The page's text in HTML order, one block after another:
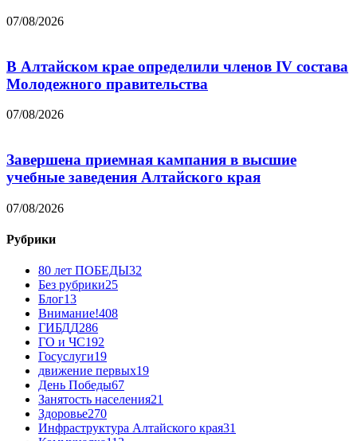
07/08/2026
В Алтайском крае определили членов IV состава
Молодежного правительства
07/08/2026
Завершена приемная кампания в высшие
учебные заведения Алтайского края
07/08/2026
Рубрики
80 лет ПОБЕДЫ32
Без рубрики25
Блог13
Внимание!408
ГИБДД286
ГО и ЧС192
Госуслуги19
движение первых19
День Победы67
Занятость населения21
Здоровье270
Инфраструктура Алтайского края31